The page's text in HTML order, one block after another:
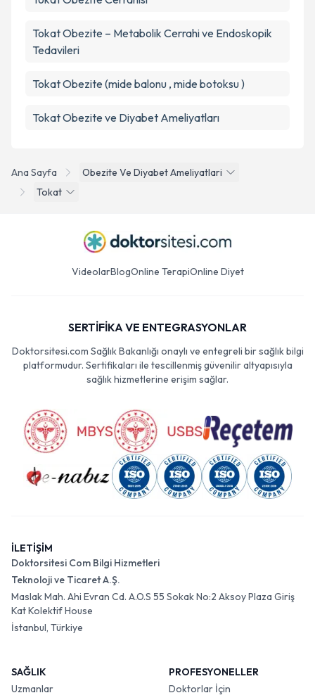
Ana Sayfa
Obezite Ve Diyabet Ameliyatlari
Tokat
Tokat Obezite – Metabolik Cerrahi ve Endoskopik
Tedavileri
Tokat Obezite (mide balonu , mide botoksu )
Tokat Obezite ve Diyabet Ameliyatları
VideolarBlogOnline TerapiOnline Diyet
SERTİFİKA VE ENTEGRASYONLAR
Doktorsitesi.com Sağlık Bakanlığı onaylı ve entegreli bir sağlık bilgi
platformudur. Sertifikaları ile tescillenmiş güvenilir altyapısıyla
sağlık hizmetlerine erişim sağlar.
İLETİŞİM
Doktorsitesi Com Bilgi Hizmetleri
Teknoloji ve Ticaret A.Ş.
Maslak Mah. Ahi Evran Cd. A.O.S 55 Sokak No:2 Aksoy Plaza Giriş
Kat Kolektif House
İstanbul, Türkiye
SAĞLIK
Uzmanlar
PROFESYONELLER
Doktorlar İçin